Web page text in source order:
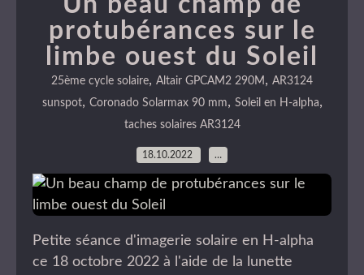
protubérances sur le
limbe ouest du Soleil
25ème cycle solaire, Altair GPCAM2 290M , AR3124
sunspot, Coronado Solarmax 90 mm, Soleil en H-alpha,
taches solaires AR3124
18.10.2022 …
Petite séance d'imagerie solaire en H-alpha
ce 18 octobre 2022 à l'aide de la lunette